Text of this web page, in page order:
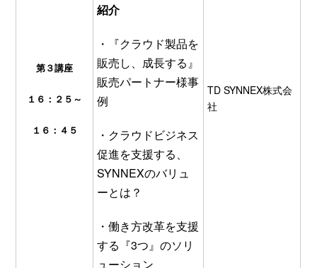
第３講座
１ ６ ： ２ ５～
１６： ４ ５
紹介
・『クラウド製品を
販売し、成長する』
販売パートナー様事
例
・クラウドビジネス
促進を支援する、
SYNNEXのバリュ
ーとは？
・働き方改革を支援
する『3つ』のソリ
ューション
TD SYNNEX株式会
社